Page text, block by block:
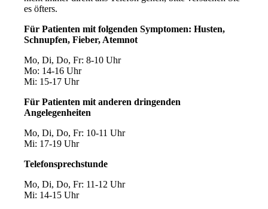
es öfters.
Für Patienten mit folgenden Symptomen: Husten,
Schnupfen, Fieber, Atemnot
Mo, Di, Do, Fr: 8-10 Uhr
Mo: 14-16 Uhr
Mi: 15-17 Uhr
Für Patienten mit anderen dringenden
Angelegenheiten
Mo, Di, Do, Fr: 10-11 Uhr
Mi: 17-19 Uhr
Telefonsprechstunde
Mo, Di, Do, Fr: 11-12 Uhr
Mi: 14-15 Uhr